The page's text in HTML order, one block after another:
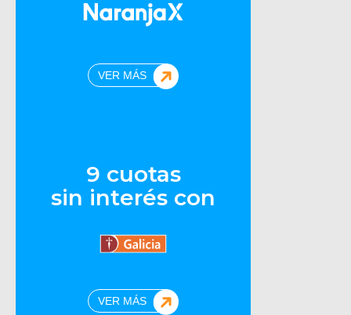
VER MÁS
9 cuotas
sin interés con
VER MÁS